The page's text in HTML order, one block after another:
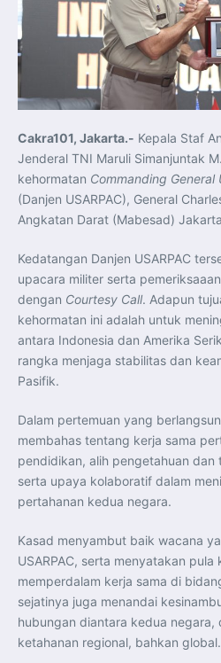
Koordinasi Jaga
Pasar
Presiden Prabowo
PT PAL untuk Majukan
KASAL dan Panglima
Latma ORRUDA 2026
T-50i Golden Eagle TNI
Beach Flying Display
Indonesia dan Turki
Balai Vokasi
TNI AU Tingkatkan
Pelatihan Signal Radio
Radar
Menkeu Purbaya
untuk Perkuat Daya
Mentan Amran Pacu
Swasembada Gula Putih
Penguatan Kerja Sama
Latma ORRUDA 2026
Maritim TNI AL dan Rusia
Latihan DACT di
Kesiapan Tempur
Menlu Sugiono:
Menjadi Penopang
ASEAN dan Amerika
Jaga Stabilitas
Menteri PKP dan Ketua
Teknologi, Data, dan
Program 3 Juta Rumah
Pendaftaran
hingga 28 Juli 2026,
dan Sertifikasi
KASAU Bekali 154
Integritas dan
Lebih Erat Hadapi
Indonesia Dorong
Stabilitas Global melalui
Menlu RI Dorong
Selatan untuk Perkuat
Kemitraan
Pangan, dan Energi
ASEAN dan India
Kerja Sama Maritim,
Cakra101, Jakarta.- Kepala Staf
Jenderal TNI Maruli Simanjuntak
kehormatan Commanding
(Danjen USARPAC), General
Angkatan Darat (Mabesad)
Kedatangan Danjen USARPAC
upacara militer serta
dengan Courtesy Call. Adapun
kehormatan ini adalah untuk
antara Indonesia dan Amerika
rangka menjaga stabilitas dan
Pasifik.
Dalam pertemuan yang
membahas tentang kerja sama
pendidikan, alih pengetahuan dan
serta upaya kolaboratif dalam
pertahanan kedua negara.
Kasad menyambut baik wacana
USARPAC, serta menyatakan
memperdalam kerja sama di
sejatinya juga menandai
hubungan diantara kedua negara,
ketahanan regional, bahkan global.